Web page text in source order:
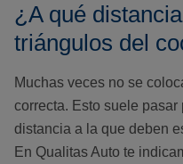
¿A qué
triángulos del
Muchas veces no se
correcta. Esto suele
distancia a la que deben
En Qualitas Auto te